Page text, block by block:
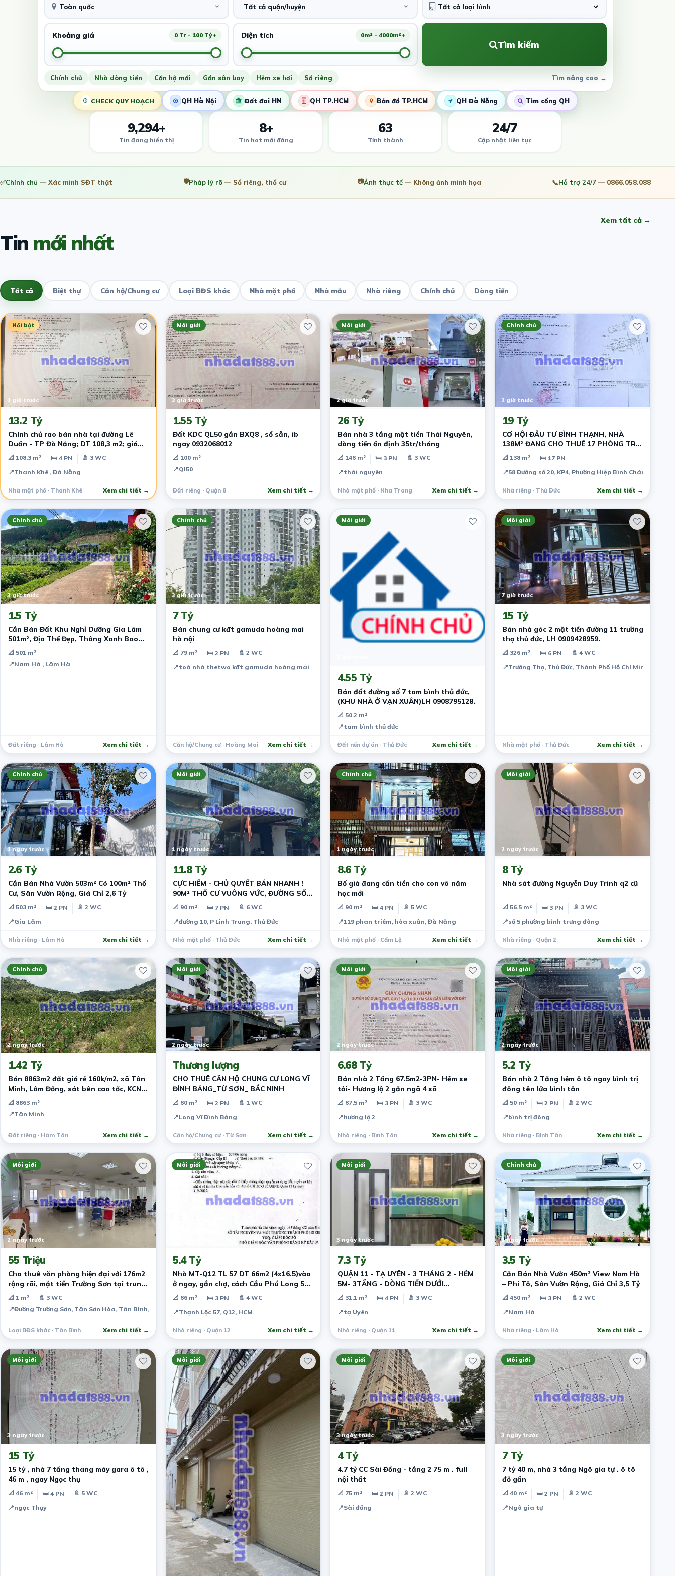
Toàn quốc Tất cả quận/huyện
Khoảng giá 0 Tr - 100 Tỷ+ Diện tích 0m² - 4000m²+
Tìm kiếm
Chính chủ Nhà dòng tiền Căn hộ mới Gần sân bay Hẻm xe hơi Sổ riêng Tìm nâng cao →
CHECK QUY HOẠCH QH Hà Nội Đất đai HN QH TP.HCM Bản đồ TP.HCM QH Đà Nẵng Tìm cổng QH
9,294+
Tin đang hiển thị
8+
Tin hot mới đăng
63
Tỉnh thành
24/7
Cập nhật liên tục
✅Chính chủ — Xác minh SĐT thật 🛡️Pháp lý rõ — Sổ riêng, thổ cư 📷Ảnh thực tế— Không ảnh minh họa 📞Hỗ trợ 24/7 — 0866.058.088
Tinmới nhất
Xem tất cả →
Tất cả Biệt thự Căn hộ/Chung cư Loại BĐS khác Nhà mặt phố Nhà mẫu Nhà riêng Chính chủ Dòng tiền
Nổi bật
1 giờ trước
13.2 Tỷ
Chính chủ rao bán nhà tại đường Lê
Duẩn - TP Đà Nẵng; DT 108,3 m2; giá
13,2 tỷ
📐 108.3 m² 🛏 4 PN
🚿 3 WC
📍Thanh Khê , Đà Nẵng
Nhà mặt phố · Thanh Khê Xem chi tiết →
Môi giới
2 giờ trước
1.55 Tỷ
Đất KDC QL50 gần BXQ8 , sổ sẵn, ib
ngay 0932068012
📐 100 m²
📍Ql50
Đất riêng · Quận 8 Xem chi tiết →
Môi giới
2 giờ trước
26 Tỷ
Bán nhà 3 tầng mặt tiền Thái Nguyên,
dòng tiền ổn định 35tr/tháng
📐 146 m² 🛏 3 PN
🚿 3 WC
📍thái nguyên
Nhà mặt phố · Nha Trang Xem chi tiết →
Chính chủ
2 giờ trước
19 Tỷ
CƠ HỘI ĐẦU TƯ BÌNH THẠNH, NHÀ
138M² ĐANG CHO THUÊ 17 PHÒNG TRỌ,
GIÁ CHỈ 19 TỶ
📐 138 m²
🛏 17 PN
📍58 Đường số 20, KP4, Phường Hiệp Bình Chánh, Quận
Nhà riêng · Thủ Đức Xem chi tiết →
Chính chủ
3 giờ trước
1.5 Tỷ
Cần Bán Đất Khu Nghỉ Dưỡng Gia Lâm
501m², Địa Thế Đẹp, Thông Xanh Bao
Quanh
📐 501 m²
📍Nam Hà , Lâm Hà
Đất riêng · Lâm Hà Xem chi tiết →
Chính chủ
3 giờ trước
7 Tỷ
Bán chung cư kđt gamuda hoàng mai
hà nội
📐 79 m² 🛏 2 PN
🚿 2 WC
📍toà nhà thetwo kđt gamuda hoàng mai
Căn hộ/Chung cư · Hoàng Mai Xem chi tiết →
Môi giới
4.55 Tỷ
Bán đất đường số 7 tam bình thủ đức,
(KHU NHÀ Ở VẠN XUÂN)LH 0908795128.
📐 50.2 m²
📍tam bình thủ đức
Đất nền dự án · Thủ Đức Xem chi tiết →
Môi giới
7 giờ trước
15 Tỷ
Bán nhà góc 2 mặt tiền đường 11 trường
thọ thủ đức, LH 0909428959.
📐 326 m² 🛏 6 PN
🚿 4 WC
📍Trường Thọ, Thủ Đức, Thành Phố Hồ Chí Minh
Nhà mặt phố · Thủ Đức Xem chi tiết →
Chính chủ
1 ngày trước
2.6 Tỷ
Cần Bán Nhà Vườn 503m² Có 100m² Thổ
Cư, Sân Vườn Rộng, Giá Chỉ 2,6 Tỷ
📐 503 m² 🛏 2 PN
🚿 2 WC
📍Gia Lâm
Nhà riêng · Lâm Hà Xem chi tiết →
Môi giới
1 ngày trước
11.8 Tỷ
CỰC HIẾM - CHỦ QUYẾT BÁN NHANH !
90M² THỔ CƯ VUÔNG VỨC, ĐƯỜNG SỐ
10 THỦ ĐỨC – GIÁ THẤP HƠN THỊ
TRƯỜNG - DÒNG TIỀN SẴN
📐 90 m² 🛏 7 PN
🚿 6 WC
📍đường 10, P Linh Trung, Thủ Đức
Nhà mặt phố · Thủ Đức Xem chi tiết →
Chính chủ
1 ngày trước
8.6 Tỷ
Bố già đang cần tiền cho con vô năm
học mới
📐 90 m² 🛏 4 PN
🚿 5 WC
📍119 phan triêm, hòa xuân, Đà Nẵng
Nhà mặt phố · Cẩm Lệ Xem chi tiết →
Môi giới
2 ngày trước
8 Tỷ
Nhà sát đường Nguyễn Duy Trinh q2 cũ
📐 56.5 m² 🛏 3 PN
🚿 3 WC
📍số 5 phường bình trưng đông
Nhà riêng · Quận 2 Xem chi tiết →
Chính chủ
2 ngày trước
1.42 Tỷ
Bán 8863m2 đất giá rẻ 160k/m2, xã Tân
Minh, Lâm Đồng, sát bên cao tốc, KCN
Tân Đức Sonadezi
📐 8863 m²
📍Tân Minh
Đất riêng · Hàm Tân Xem chi tiết →
Môi giới
2 ngày trước
Thương lượng
CHO THUÊ CĂN HỘ CHUNG CƯ LONG VĨ
ĐÌNH BẢNG_TỪ SƠN_ BẮC NINH
📐 60 m² 🛏 2 PN
🚿 1 WC
📍Long Vĩ Đình Bảng
Căn hộ/Chung cư · Từ Sơn Xem chi tiết →
Môi giới
2 ngày trước
6.68 Tỷ
Bán nhà 2 Tầng 67.5m2-3PN- Hẻm xe
tải- Hương lộ 2 gần ngã 4 xã
📐 67.5 m² 🛏 3 PN
🚿 3 WC
📍hương lộ 2
Nhà riêng · Bình Tân Xem chi tiết →
Môi giới
2 ngày trước
5.2 Tỷ
Bán nhà 2 Tầng hẻm ô tô ngay bình trị
đông tên lửa bình tân
📐 50 m² 🛏 2 PN
🚿 2 WC
📍bình trị đông
Nhà riêng · Bình Tân Xem chi tiết →
Môi giới
2 ngày trước
55 Triệu
Cho thuê văn phòng hiện đại với 176m2
rộng rãi, mặt tiền Trường Sơn tại trung
tâm Tân Bình
📐 1 m²
🚿 3 WC
📍Đường Trường Sơn, Tân Sơn Hòa, Tân Bình, TPHCM
Loại BĐS khác · Tân Bình Xem chi tiết →
Môi giới
5.4 Tỷ
Nhà MT-Q12 TL 57 DT 66m2 (4x16.5)vào
ở ngay, gần chợ, cách Cầu Phú Long 5
phút
📐 66 m² 🛏 3 PN
🚿 4 WC
📍Thạnh Lộc 57, Q12, HCM
Nhà riêng · Quận 12 Xem chi tiết →
Môi giới
3 ngày trước
7.3 Tỷ
QUẬN 11 - TẠ UYÊN - 3 THÁNG 2 - HẺM
5M- 3TẦNG - DÒNG TIỀN DƯỚI
20TR/THÁNG -
📐 31.1 m² 🛏 4 PN
🚿 3 WC
📍tạ Uyên
Nhà riêng · Quận 11 Xem chi tiết →
Chính chủ
3 ngày trước
3.5 Tỷ
Cần Bán Nhà Vườn 450m² View Nam Hà
– Phi Tô, Sân Vườn Rộng, Giá Chỉ 3,5 Tỷ
📐 450 m² 🛏 3 PN
🚿 2 WC
📍Nam Hà
Nhà riêng · Lâm Hà Xem chi tiết →
Môi giới
3 ngày trước
15 Tỷ
15 tỷ , nhà 7 tầng thang máy gara ô tô ,
46 m , ngay Ngọc thụ
📐 46 m² 🛏 4 PN
🚿 5 WC
📍ngọc Thụy
Môi giới Môi giới
3 ngày trước
4 Tỷ
4.7 tỷ CC Sài Đồng - tầng 2 75 m . full
nội thất
📐 75 m² 🛏 2 PN
🚿 2 WC
📍Sài đồng
Môi giới
3 ngày trước
7 Tỷ
7 tỷ 40 m, nhà 3 tầng Ngô gia tự . ô tô
đỗ gần
📐 40 m² 🛏 2 PN
🚿 2 WC
📍Ngô gia tự